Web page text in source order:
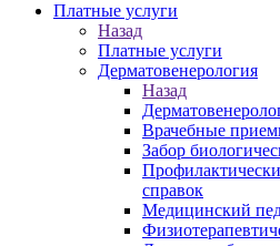
Платные услуги
Назад
Платные услуги
Дерматовенерология
Назад
Врачебные
Забор
справок
Медицинский